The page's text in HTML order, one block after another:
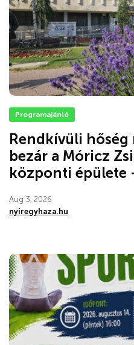
Programajánló
Rendkívüli
bezár a Móricz
központi épülete
Aug 3, 2026
nyiregyhaza.hu